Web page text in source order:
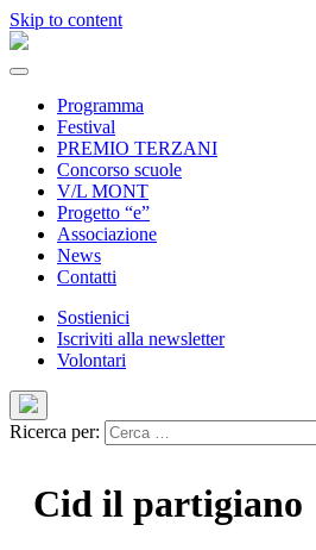
Skip to content
Programma
Festival
PREMIO TERZANI
Concorso scuole
V/L MONT
Progetto “e”
Associazione
News
Contatti
Sostienici
Iscriviti alla newsletter
Volontari
Ricerca per:
Cid il partigiano